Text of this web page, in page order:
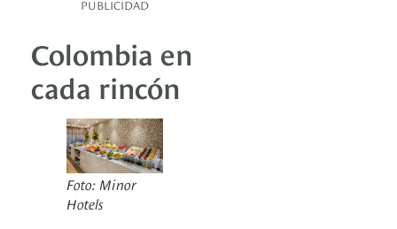
PUBLICIDAD
Colombia en
cada rincón
Foto: Minor
Hotels